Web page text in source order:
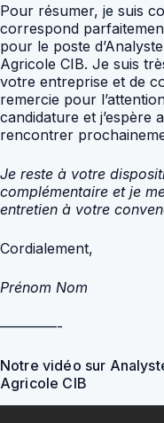
Pour résumer, je suis
correspond
pour le poste
Agricole CIB. Je suis
votre entreprise et de
remercie pour
candidature et j’espère
rencontrer
Je reste à votre
complémentaire et je
entretien à votre
Cordialement,
Prénom Nom
————-
Notre vidéo sur
Agricole CIB